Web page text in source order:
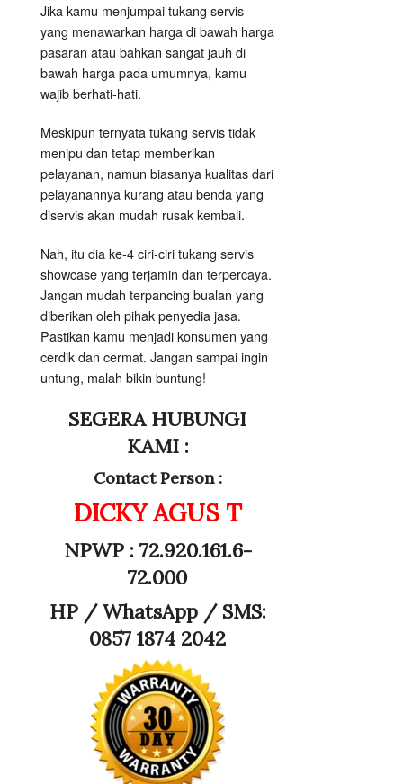
Jika kamu menjumpai tukang servis
yang menawarkan harga di bawah harga
pasaran atau bahkan sangat jauh di
bawah harga pada umumnya, kamu
wajib berhati-hati.
Meskipun ternyata tukang servis tidak
menipu dan tetap memberikan
pelayanan, namun biasanya kualitas dari
pelayanannya kurang atau benda yang
diservis akan mudah rusak kembali.
Nah, itu dia ke-4 ciri-ciri tukang servis
showcase yang terjamin dan terpercaya.
Jangan mudah terpancing bualan yang
diberikan oleh pihak penyedia jasa.
Pastikan kamu menjadi konsumen yang
cerdik dan cermat. Jangan sampai ingin
untung, malah bikin buntung!
SEGERA HUBUNGI
KAMI :
Contact Person :
DICKY AGUS T
NPWP : 72.920.161.6-
72.000
HP /WhatsApp / SMS:
0857 1874 2042